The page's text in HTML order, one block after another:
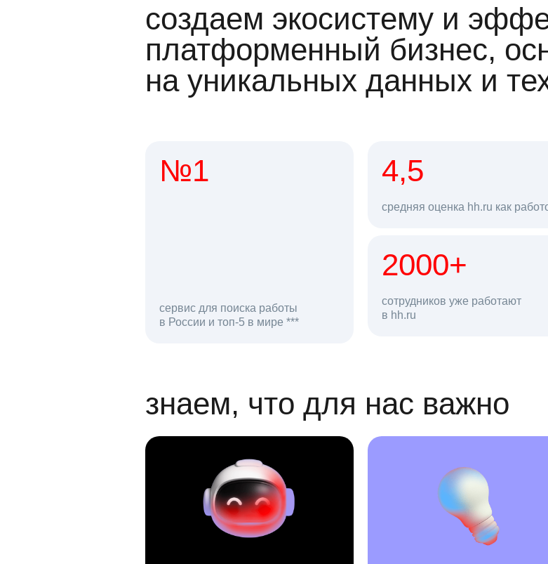
создаем экосистему и
платформенный бизнес,
на уникальных данных и
№1
сервис для поиска работы
в России и топ-5 в мире ***
откликов на вакансии
4,5
средняя оценка hh.ru как
2000+
сотрудников уже работают
в hh.ru
68 млн
знаем, что для нас важно